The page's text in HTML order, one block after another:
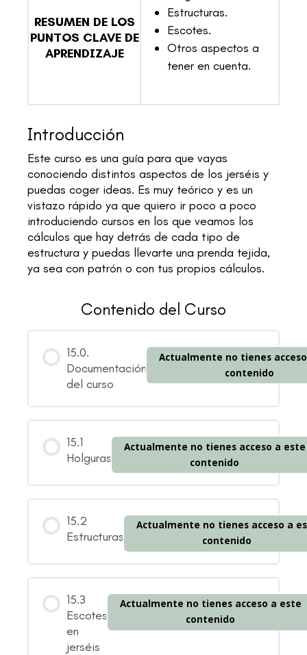
RESUMEN DE LOS
PUNTOS CLAVE DE
APRENDIZAJE
Estructuras.
Escotes.
Otros aspectos a
tener en cuenta.
Introducción
Este curso es una guía para que vayas
conociendo distintos aspectos de los jerséis y
puedas coger ideas. Es muy teórico y es un
vistazo rápido ya que quiero ir poco a poco
introduciendo cursos en los que veamos los
cálculos que hay detrás de cada tipo de
estructura y puedas llevarte una prenda tejida,
ya sea con patrón o con tus propios cálculos.
Contenido del Curso
15.0.
Documentación
del curso
Actualmente no tienes
contenido
15.1
Holguras
Actualmente no tienes acceso a este
contenido
15.2
Estructuras
Actualmente no tienes acceso a
contenido
15.3
Escotes
en
jerséis
Actualmente no tienes acceso a este
contenido